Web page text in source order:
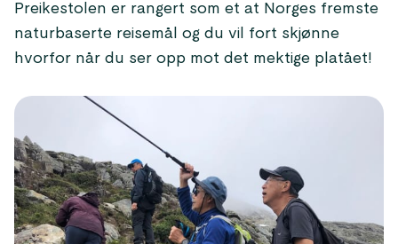
Preikestolen er rangert som et at Norges fremste
naturbaserte reisemål og du vil fort skjønne
hvorfor når du ser opp mot det mektige platået!